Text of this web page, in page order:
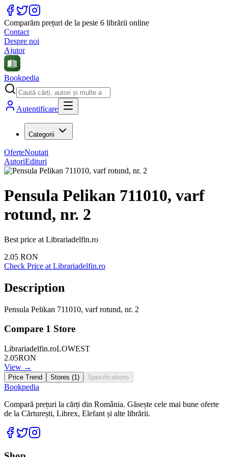
Comparăm prețuri de la peste 6 librării online
Contact
Despre noi
Ajutor
Bookpedia
Autentificare
Categorii
OferteNoutati
AutoriEdituri
Pensula Pelikan 711010, varf
rotund, nr. 2
Best price at Librariadelfin.ro
2.05 RON
Check Price at Librariadelfin.ro
Description
Pensula Pelikan 711010, varf rotund, nr. 2
Compare 1 Store
Librariadelfin.roLOWEST
2.05RON
View →
Price Trend Stores (1) Specifications
Bookpedia
Compară prețuri la cărți din România. Găsește cele mai bune oferte
de la Cărturești, Librex, Elefant și alte librării.
Facebook
Twitter